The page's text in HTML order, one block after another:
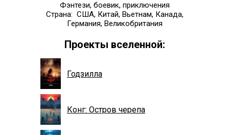
Фэнтези, боевик, приключения
Страна: США, Китай, Вьетнам, Канада,
Германия, Великобритания
Проекты вселенной:
Годзилла
Конг: Остров черепа